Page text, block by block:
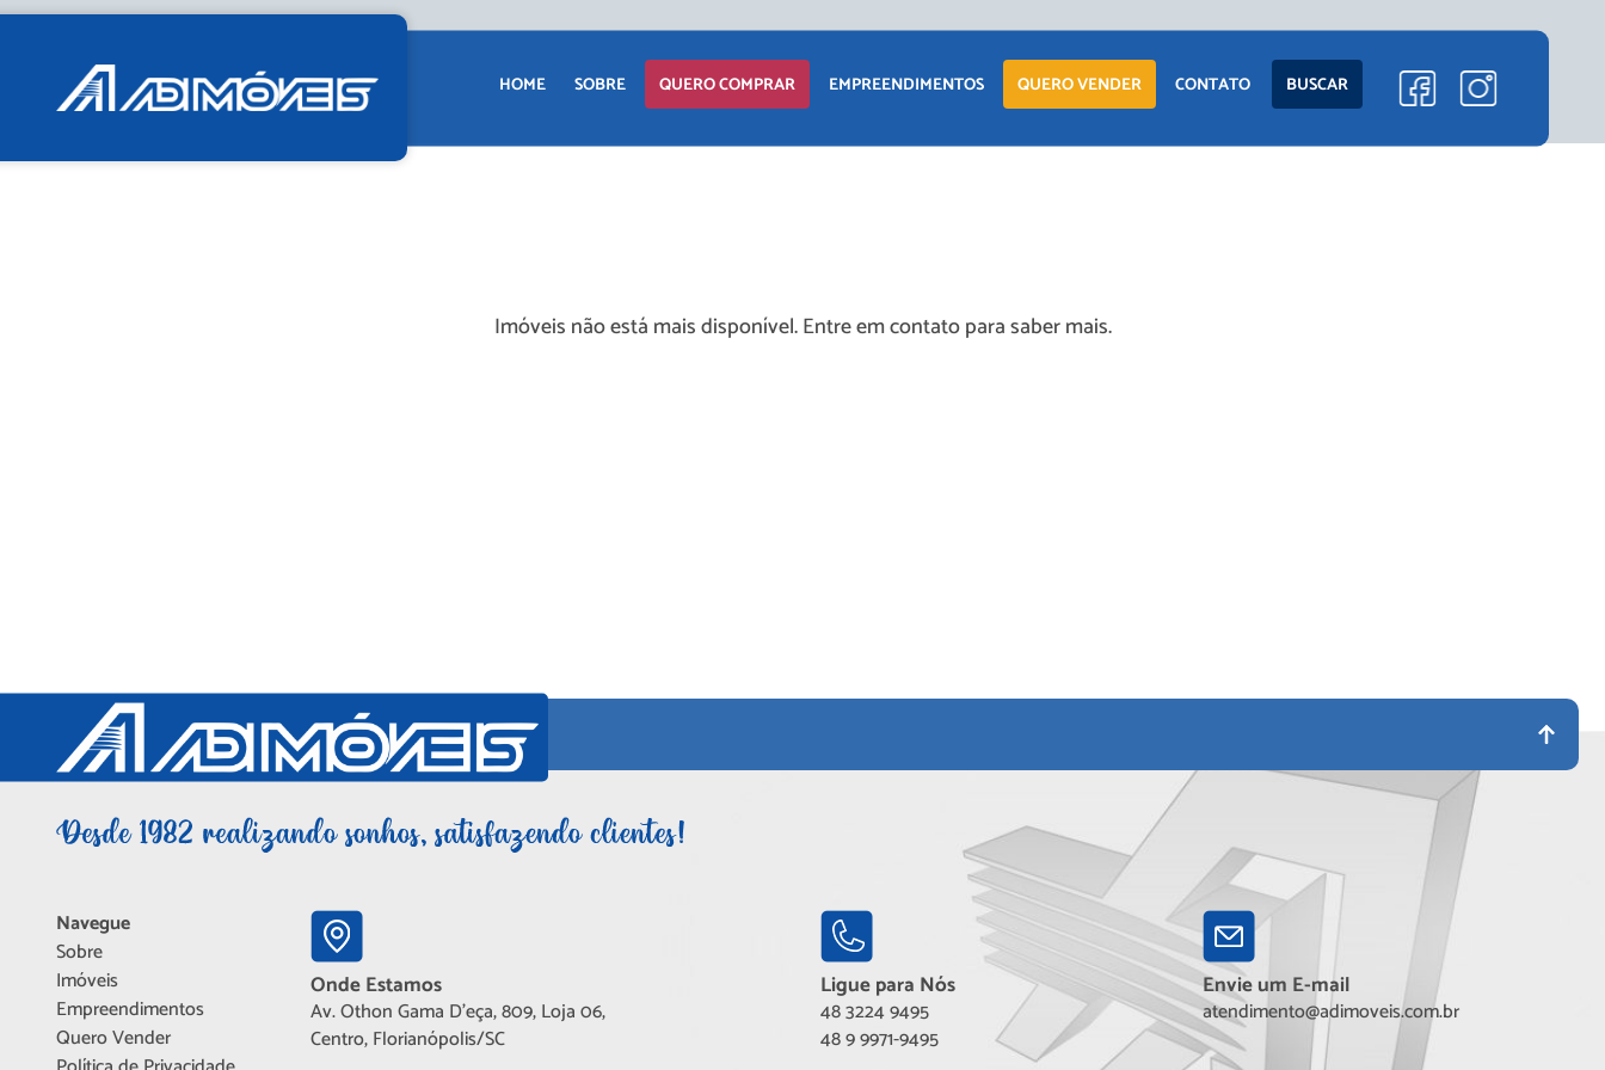
HOME SOBRE QUERO COMPRAR
TERRENO
EMPREENDIMENTOS
PRONTOS PARA
MORAR
QUERO VENDER CONTATO BUSCAR
Imóveis não está mais disponível. Entre em contato para saber mais.
Navegue
Sobre
Imóveis
Empreendimentos
Quero Vender
Onde Estamos
Av. Othon Gama D'eça, 809, Loja 06,
Centro, Florianópolis/SC
Ligue para Nós
48 3224 9495
48 9 9971-9495
Envie um E-mail
atendimento@adimoveis.com.br